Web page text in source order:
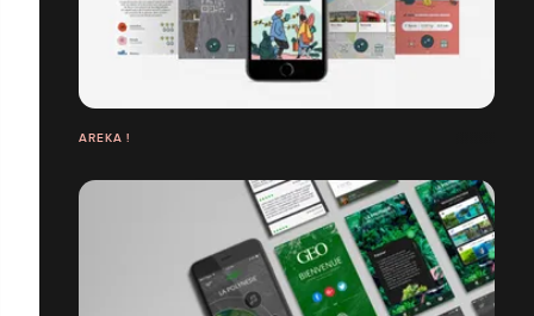
AREKA !